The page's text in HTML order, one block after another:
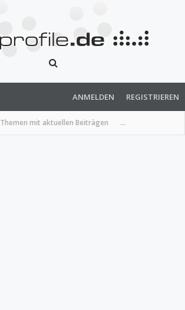
Themen mit aktuellen Beiträgen ...
ANMELDEN REGISTRIEREN